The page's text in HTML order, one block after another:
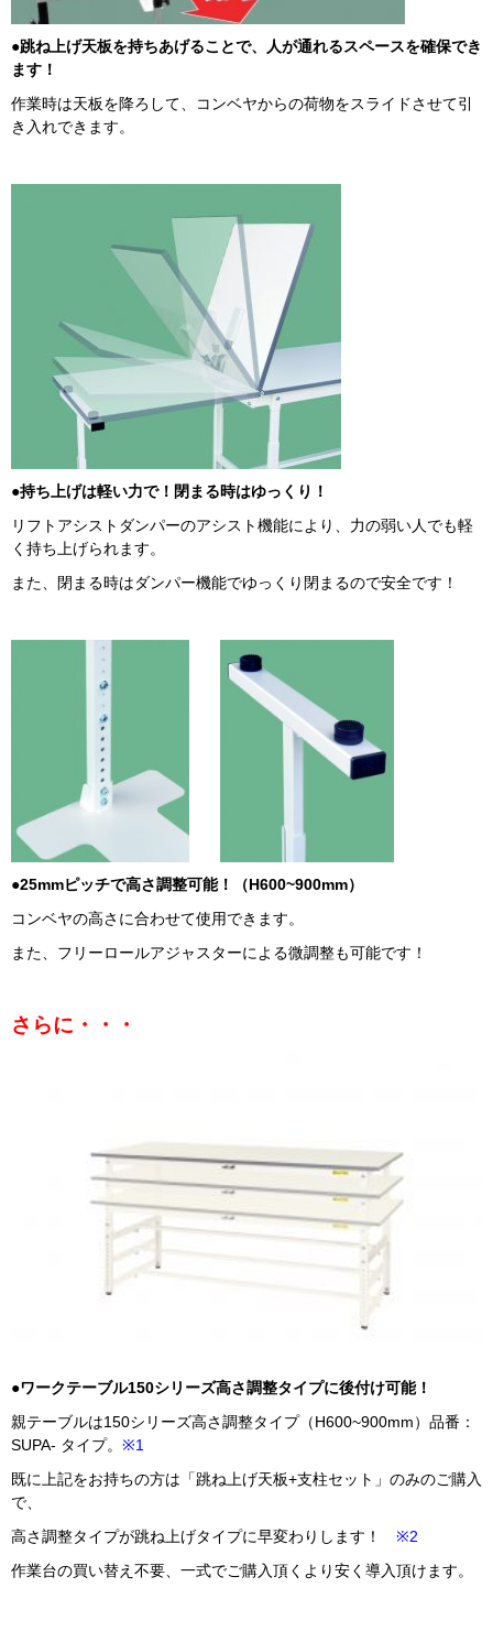
●跳ね上げ天板を持ちあげることで、人が通れるスペースを確保でき
ます！
作業時は天板を降ろして、コンベヤからの荷物をスライドさせて引
き入れできます。
●持ち上げは軽い力で！閉まる時はゆっくり！
リフトアシストダンパーのアシスト機能により、力の弱い人でも軽
く持ち上げられます。
また、閉まる時はダンパー機能でゆっくり閉まるので安全です！
●25mmピッチで高さ調整可能！（H600~900mm）
コンベヤの高さに合わせて使用できます。
また、フリーロールアジャスターによる微調整も可能です！
さらに・・・
●ワークテーブル150シリーズ高さ調整タイプに後付け可能！
親テーブルは150シリーズ高さ調整タイプ（H600~900mm）品番：
SUPA- タイプ。 ※1
既に上記をお持ちの方は「跳ね上げ天板+支柱セット」のみのご購入
で、
高さ調整タイプが跳ね上げタイプに早変わりします！ ※2
作業台の買い替え不要、一式でご購入頂くより安く導入頂けます。